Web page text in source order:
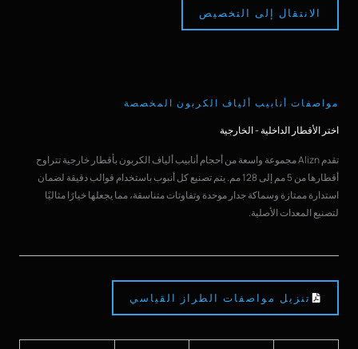
الانتقال إلى التخصيص
مواصفات أنابيب ألياف الكربون المخصصة
اختر الأقطار الداخلية - الخارجية
تقدم Alizn مجموعة واسعة من أحجام أنابيب ألياف الكربون بأقطار خارجية تتراوح
أقطارها من 5 مم إلى 128 مم. يتم تصنيع كل أنبوب باستخدام قوالب دقيقة لضمان
استدارة ممتازة وسماكة جدار موحدة وتفاوتات متناسقة، مما يجعلها خيارًا مثاليًا
لتصنيع المعدات الأصلية.
تنزيل مواصفات الطراز القياسي